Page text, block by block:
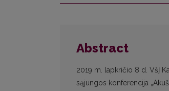
Abstract
2019 m. lapkričio 8 d. VšĮ
sąjungos konferencija